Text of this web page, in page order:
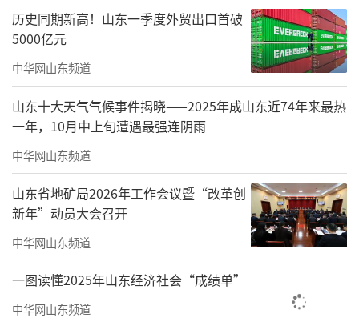
解决了多年来游客夜间登山时，道路沿途没有
照明，景观景点游览不便，并存在安全隐患的
问题。
历史同期新高！山东一季度外贸出口首破
5000亿元
中华网山东频道
山东十大天气气候事件揭晓——2025年成山东近74年来最热
一年，10月中上旬遭遇最强连阴雨
中华网山东频道
山东省地矿局2026年工作会议暨“改革创
新年”动员大会召开
中华网山东频道
一图读懂2025年山东经济社会“成绩单”
中华网山东频道